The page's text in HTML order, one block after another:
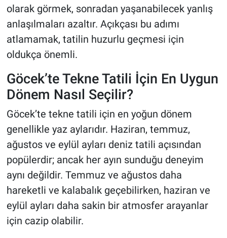
olarak görmek, sonradan yaşanabilecek yanlış
anlaşılmaları azaltır. Açıkçası bu adımı
atlamamak, tatilin huzurlu geçmesi için
oldukça önemli.
Göcek’te Tekne Tatili İçin En Uygun
Dönem Nasıl Seçilir?
Göcek’te tekne tatili için en yoğun dönem
genellikle yaz aylarıdır. Haziran, temmuz,
ağustos ve eylül ayları deniz tatili açısından
popülerdir; ancak her ayın sunduğu deneyim
aynı değildir. Temmuz ve ağustos daha
hareketli ve kalabalık geçebilirken, haziran ve
eylül ayları daha sakin bir atmosfer arayanlar
için cazip olabilir.